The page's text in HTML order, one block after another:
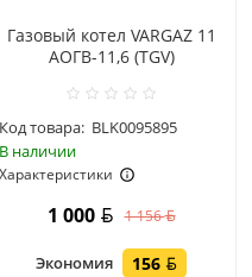
Газовый котел VARGAZ 11
АОГВ-11,6 (TGV)
Код товара: BLK0095895
В наличии
Характеристики
1 000 1 156
Экономия 156